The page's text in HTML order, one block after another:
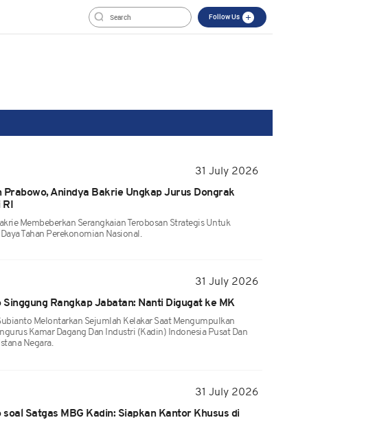
Follow Us
31 July 2026
Prabowo, Anindya Bakrie Ungkap Jurus Dongrak
Membeberkan Serangkaian Terobosan Strategis Untuk
Tahan Perekonomian Nasional.
31 July 2026
Singgung Rangkap Jabatan: Nanti Digugat ke MK
Melontarkan Sejumlah Kelakar Saat Mengumpulkan
Kamar Dagang Dan Industri (Kadin) Indonesia Pusat Dan
Negara.
31 July 2026
soal Satgas MBG Kadin: Siapkan Kantor Khusus di